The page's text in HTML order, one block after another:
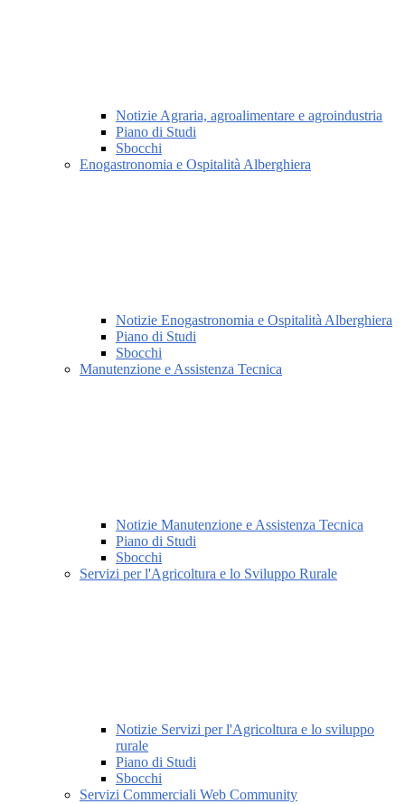
Notizie Agraria, agroalimentare e agroindustria
Piano di Studi
Sbocchi
Enogastronomia e Ospitalità Alberghiera
Notizie Enogastronomia e Ospitalità Alberghiera
Piano di Studi
Sbocchi
Manutenzione e Assistenza Tecnica
Notizie Manutenzione e Assistenza Tecnica
Piano di Studi
Sbocchi
Servizi per l'Agricoltura e lo Sviluppo Rurale
Notizie Servizi per l'Agricoltura e lo sviluppo
rurale
Piano di Studi
Sbocchi
Servizi Commerciali Web Community